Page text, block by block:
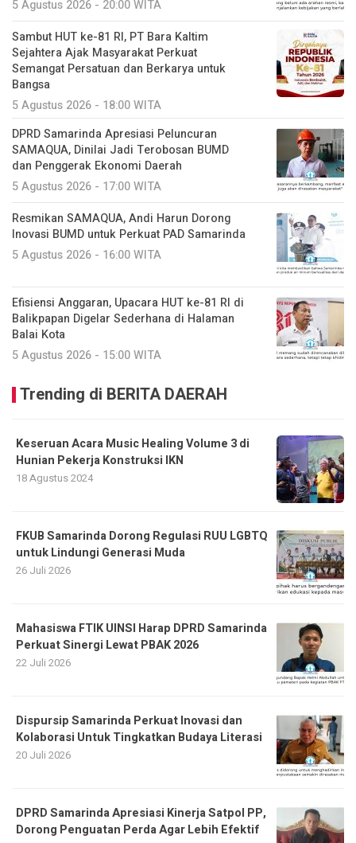
5 Agustus 2026 - 20:00 WITA
Sambut HUT ke-81 RI, PT Bara Kaltim
Sejahtera Ajak Masyarakat Perkuat
Semangat Persatuan dan Berkarya untuk
Bangsa
5 Agustus 2026 - 18:00 WITA
DPRD Samarinda Apresiasi Peluncuran
SAMAQUA, Dinilai Jadi Terobosan BUMD
dan Penggerak Ekonomi Daerah
5 Agustus 2026 - 17:00 WITA
Resmikan SAMAQUA, Andi Harun Dorong
Inovasi BUMD untuk Perkuat PAD Samarinda
5 Agustus 2026 - 16:00 WITA
Efisiensi Anggaran, Upacara HUT ke-81 RI di
Balikpapan Digelar Sederhana di Halaman
Balai Kota
5 Agustus 2026 - 15:00 WITA
Trending di BERITA DAERAH
Keseruan Acara Music Healing Volume 3 di
Hunian Pekerja Konstruksi IKN
18 Agustus 2024
FKUB Samarinda Dorong Regulasi RUU LGBTQ
untuk Lindungi Generasi Muda
26 Juli 2026
Mahasiswa FTIK UINSI Harap DPRD Samarinda
Perkuat Sinergi Lewat PBAK 2026
22 Juli 2026
Dispursip Samarinda Perkuat Inovasi dan
Kolaborasi Untuk Tingkatkan Budaya Literasi
20 Juli 2026
DPRD Samarinda Apresiasi Kinerja Satpol PP,
Dorong Penguatan Perda Agar Lebih Efektif